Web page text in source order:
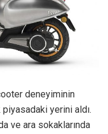
deneyiminin
yerini aldı.
ve ara sokaklarında